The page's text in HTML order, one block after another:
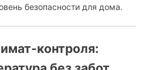
безопасности для дома.
контроля: